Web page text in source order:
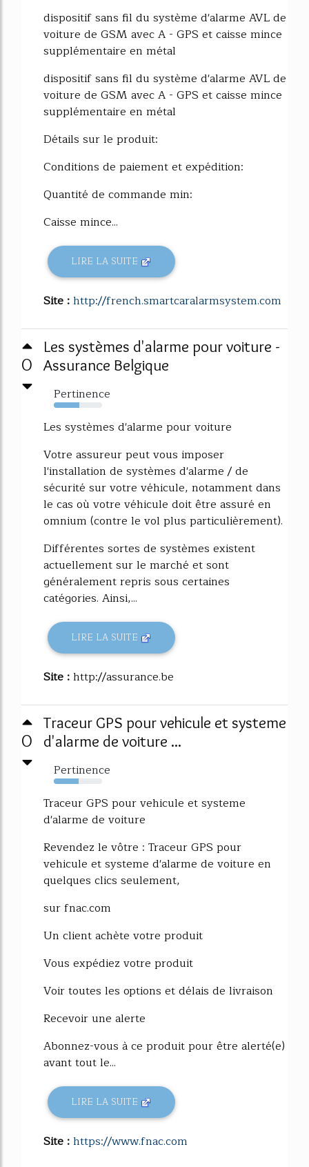
dispositif sans fil du système d'alarme AVL de
voiture de GSM avec A - GPS et caisse mince
supplémentaire en métal
dispositif sans fil du système d'alarme AVL de
voiture de GSM avec A - GPS et caisse mince
supplémentaire en métal
Détails sur le produit:
Conditions de paiement et expédition:
Quantité de commande min:
Caisse mince...
LIRE LA SUITE
Site :http://french.smartcaralarmsystem.com
0
Les systèmes d'alarme pour voiture -
Assurance Belgique
Pertinence
53%
Les systèmes d'alarme pour voiture
Votre assureur peut vous imposer
l'installation de systèmes d'alarme / de
sécurité sur votre véhicule, notamment dans
le cas où votre véhicule doit être assuré en
omnium (contre le vol plus particulièrement).
Différentes sortes de systèmes existent
actuellement sur le marché et sont
généralement repris sous certaines
catégories. Ainsi,...
LIRE LA SUITE
Site :http://assurance.be
0
Traceur GPS pour vehicule et systeme
d'alarme de voiture ...
Pertinence
52%
Traceur GPS pour vehicule et systeme
d'alarme de voiture
Revendez le vôtre : Traceur GPS pour
vehicule et systeme d'alarme de voiture en
quelques clics seulement,
sur fnac.com
Un client achète votre produit
Vous expédiez votre produit
Voir toutes les options et délais de livraison
Recevoir une alerte
Abonnez-vous à ce produit pour être alerté(e)
avant tout le...
LIRE LA SUITE
Site :https://www.fnac.com